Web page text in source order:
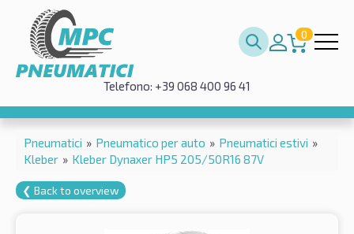
0
Telefono: +39 068 400 96 41
Pneumatici » Pneumatico per auto » Pneumatici estivi »
Kleber » Kleber Dynaxer HP5 205/50R16 87V
❮ Back to overview